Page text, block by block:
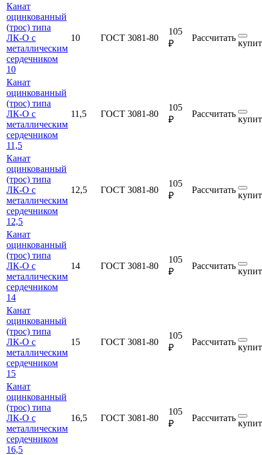
Канат
оцинкованный
(трос) типа
ЛК-О с
металлическим
сердечником
10
10 ГОСТ 3081-80
105
₽
Рассчитать
Канат
оцинкованный
(трос) типа
ЛК-О с
металлическим
сердечником
11,5
11,5 ГОСТ 3081-80
105
₽
Рассчитать
Канат
оцинкованный
(трос) типа
ЛК-О с
металлическим
сердечником
12,5
12,5 ГОСТ 3081-80
105
₽
Рассчитать
Канат
оцинкованный
(трос) типа
ЛК-О с
металлическим
сердечником
14
14 ГОСТ 3081-80
105
₽
Рассчитать
Канат
оцинкованный
(трос) типа
ЛК-О с
металлическим
сердечником
15
15 ГОСТ 3081-80
105
₽
Рассчитать
Канат
оцинкованный
(трос) типа
ЛК-О с
металлическим
сердечником
16,5
16,5 ГОСТ 3081-80
105
₽
Рассчитать